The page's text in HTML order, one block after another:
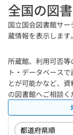
全国の図
国立国会図書館サ
蔵情報を表示します。
所蔵館、利用可否
ト・データベース
とが可能かなど、
の図書館へご相談